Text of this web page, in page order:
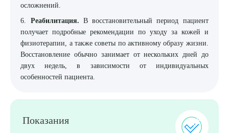
осложнений.
6. Реабилитация. В восстановительный период пациент
получает подробные рекомендации по уходу за кожей и
физиотерапии, а также советы по активному образу жизни.
Восстановление обычно занимает от нескольких дней до
двух недель, в зависимости от индивидуальных
особенностей пациента.
Показания